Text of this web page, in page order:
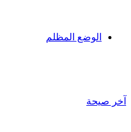
الوضع المظلم
آخر صيحة